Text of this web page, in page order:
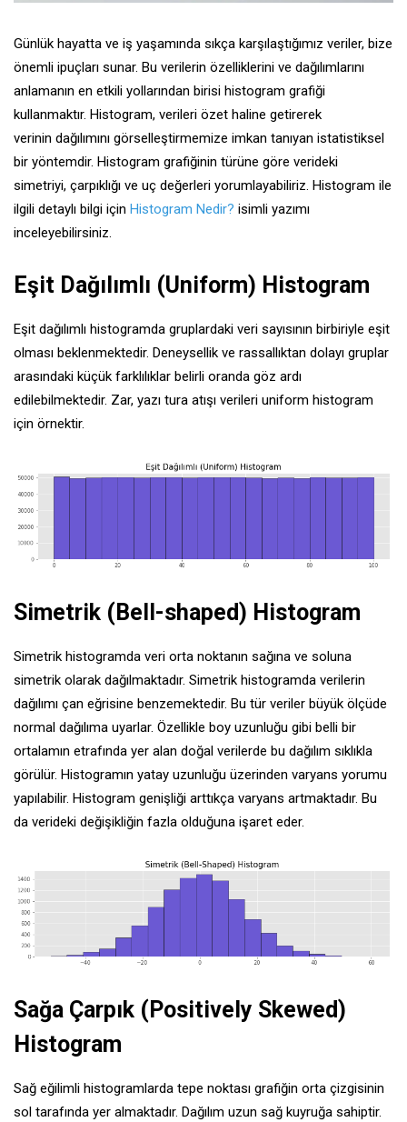
Günlük hayatta ve iş yaşamında sıkça karşılaştığımız veriler, bize
önemli ipuçları sunar. Bu verilerin özelliklerini ve dağılımlarını
anlamanın en etkili yollarından birisi histogram grafiği
kullanmaktır. Histogram, verileri özet haline getirerek
verinin dağılımını görselleştirmemize imkan tanıyan istatistiksel
bir yöntemdir. Histogram grafiğinin türüne göre verideki
simetriyi, çarpıklığı ve uç değerleri yorumlayabiliriz. Histogram ile
ilgili detaylı bilgi için Histogram Nedir? isimli yazımı
inceleyebilirsiniz.
Eşit Dağılımlı (Uniform) Histogram
Eşit dağılımlı histogramda gruplardaki veri sayısının birbiriyle eşit
olması beklenmektedir. Deneysellik ve rassallıktan dolayı gruplar
arasındaki küçük farklılıklar belirli oranda göz ardı
edilebilmektedir. Zar, yazı tura atışı verileri uniform histogram
için örnektir.
Simetrik (Bell-shaped) Histogram
Simetrik histogramda veri orta noktanın sağına ve soluna
simetrik olarak dağılmaktadır. Simetrik histogramda verilerin
dağılımı çan eğrisine benzemektedir. Bu tür veriler büyük ölçüde
normal dağılıma uyarlar. Özellikle boy uzunluğu gibi belli bir
ortalamın etrafında yer alan doğal verilerde bu dağılım sıklıkla
görülür. Histogramın yatay uzunluğu üzerinden varyans yorumu
yapılabilir. Histogram genişliği arttıkça varyans artmaktadır. Bu
da verideki değişikliğin fazla olduğuna işaret eder.
Sağa Çarpık (Positively Skewed)
Histogram
Sağ eğilimli histogramlarda tepe noktası grafiğin orta çizgisinin
sol tarafında yer almaktadır. Dağılım uzun sağ kuyruğa sahiptir.